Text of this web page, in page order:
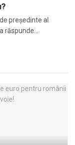
președinte al